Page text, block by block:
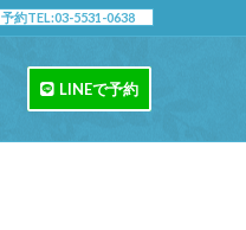
予約TEL:03-5531-0638
LINEで予約